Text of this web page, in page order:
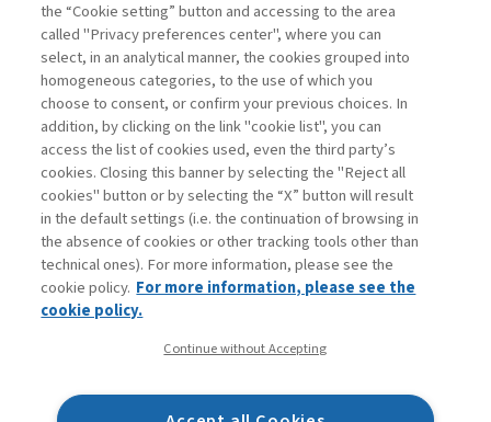
Legenda: Accedi Per registrati Per abbonati
Contatti
Abbonamenti
Archivio rubriche
Privacy
Dichiarazione di accessibilità
the “Cookie setting” button and accessing to the area
called "Privacy preferences center", where you can
select, in an analytical manner, the cookies grouped into
homogeneous categories, to the use of which you
choose to consent, or confirm your previous choices. In
addition, by clicking on the link "cookie list", you can
access the list of cookies used, even the third party’s
cookies. Closing this banner by selecting the "Reject all
cookies" button or by selecting the “X” button will result
in the default settings (i.e. the continuation of browsing in
the absence of cookies or other tracking tools other than
technical ones). For more information, please see the
cookie policy. For more information, please see the
cookie policy.
Continue without Accepting